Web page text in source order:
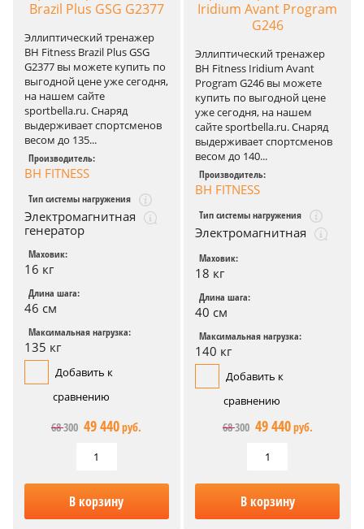
Brazil Plus GSG G2377
Эллиптический тренажер
BH Fitness Brazil Plus GSG
G2377 вы можете купить по
выгодной цене уже сегодня,
на нашем сайте
sportbella.ru. Снаряд
выдерживает спортсменов
весом до 135...
Производитель:
BH FITNESS
Тип системы нагружения
Электромагнитная
генератор
Маховик:
16 кг
Длина шага:
46 см
Максимальная нагрузка:
135 кг
Добавить к
сравнению
68 300 49 440руб.
В корзину
Iridium Avant Program
G246
Эллиптический тренажер
BH Fitness Iridium Avant
Program G246 вы можете
купить по выгодной цене
уже сегодня, на нашем
сайте sportbella.ru. Снаряд
выдерживает спортсменов
весом до 140...
Производитель:
BH FITNESS
Тип системы нагружения
Электромагнитная
Маховик:
18 кг
Длина шага:
40 см
Максимальная нагрузка:
140 кг
Добавить к
сравнению
68 300 49 440руб.
В корзину